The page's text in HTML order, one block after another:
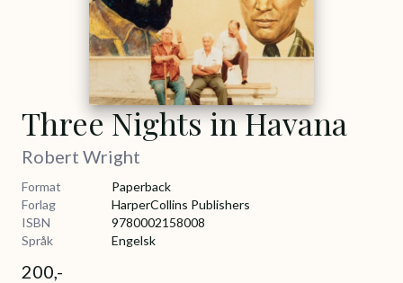
Three Nights in Havana
Robert Wright
Format
Paperback
Forlag
HarperCollins Publishers
ISBN
9780002158008
Språk
Engelsk
200,-